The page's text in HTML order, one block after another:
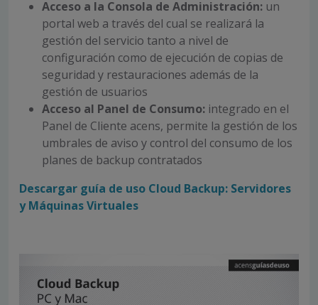
Acceso a la Consola de Administración: un
portal web a través del cual se realizará la
gestión del servicio tanto a nivel de
configuración como de ejecución de copias de
seguridad y restauraciones además de la
gestión de usuarios
Acceso al Panel de Consumo: integrado en el
Panel de Cliente acens, permite la gestión de los
umbrales de aviso y control del consumo de los
planes de backup contratados
Descargar guía de uso Cloud Backup: Servidores
y Máquinas Virtuales